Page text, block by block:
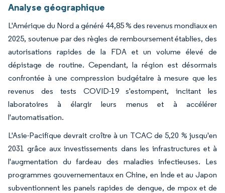
Analyse géographique
L'Amérique du Nord a généré 44,85 % des revenus mondiaux en
2025, soutenue par des règles de remboursement établies, des
autorisations rapides de la FDA et un volume élevé de
dépistage de routine. Cependant, la région est désormais
confrontée à une compression budgétaire à mesure que les
revenus des tests COVID-19 s'estompent, incitant les
laboratoires à élargir leurs menus et à accélérer
l'automatisation.
L'Asie-Pacifique devrait croître à un TCAC de 5,20 % jusqu'en
2031 grâce aux investissements dans les infrastructures et à
l'augmentation du fardeau des maladies infectieuses. Les
programmes gouvernementaux en Chine, en Inde et au Japon
subventionnent les panels rapides de dengue, de mpox et de